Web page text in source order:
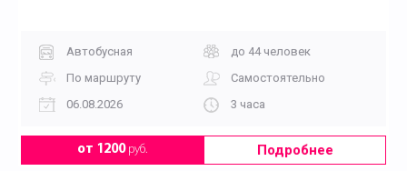
Автобусная
до 44 человек
По маршруту
Самостоятельно
06.08.2026
3 часа
от 1200руб. Подробнее